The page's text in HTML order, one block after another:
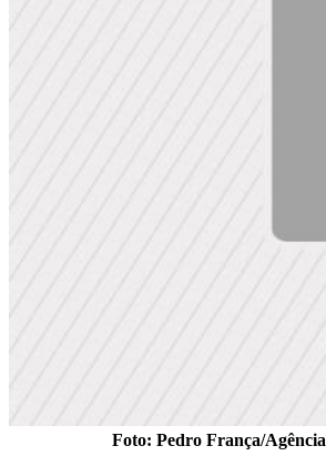
Foto: Pedro França/